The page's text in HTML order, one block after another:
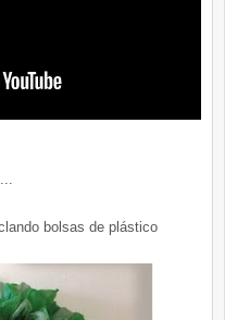
bolsas de plástico